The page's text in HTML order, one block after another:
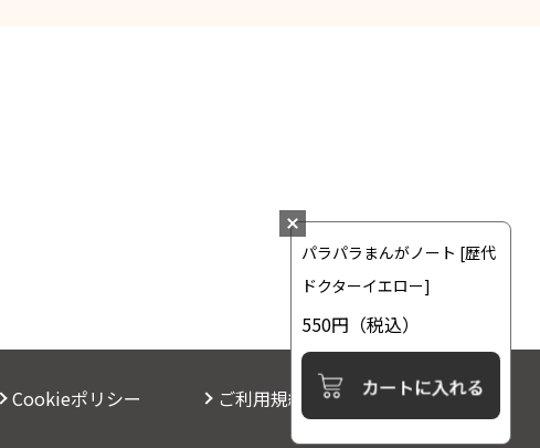
Cookieポリシー ご利用規約 お問い合わせ
パラパラまんがノート [歴代
ドクターイエロー]
550円 （税込）